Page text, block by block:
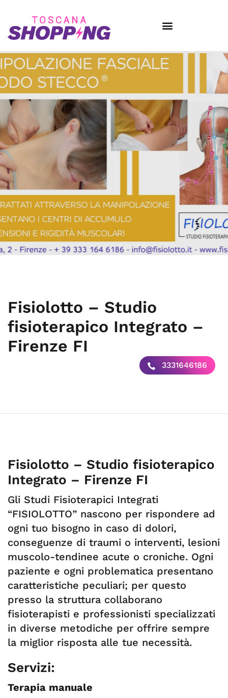
Fisiolotto – Studio
fisioterapico Integrato –
Firenze FI
3331646186
Fisiolotto – Studio fisioterapico
Integrato – Firenze FI
Gli Studi Fisioterapici Integrati
“FISIOLOTTO” nascono per rispondere ad
ogni tuo bisogno in caso di dolori,
conseguenze di traumi o interventi, lesioni
muscolo-tendinee acute o croniche. Ogni
paziente e ogni problematica presentano
caratteristiche peculiari; per questo
presso la struttura collaborano
fisioterapisti e professionisti specializzati
in diverse metodiche per offrire sempre
la miglior risposta alle tue necessità.
Servizi:
Terapia manuale